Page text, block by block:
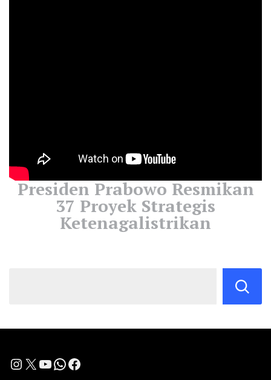
Presiden Prabowo Resmikan
37 Proyek Strategis
Ketenagalistrikan
Instagram
X YouTube
WhatsApp
Facebook